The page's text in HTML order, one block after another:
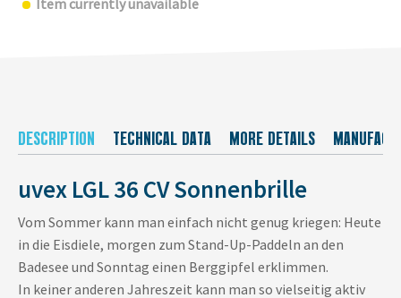
DESCRIPTION TECHNICAL DATA MORE DETAILS
uvex LGL 36 CV Sonnenbrille
Vom Sommer kann man einfach nicht genug kriegen: Heute
in die Eisdiele, morgen zum Stand-Up-Paddeln an den
Badesee und Sonntag einen Berggipfel erklimmen.
In keiner anderen Jahreszeit kann man so vielseitig aktiv